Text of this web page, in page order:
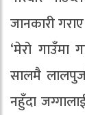
जानकारी
‘मेरो
सालमै
नहुँदा